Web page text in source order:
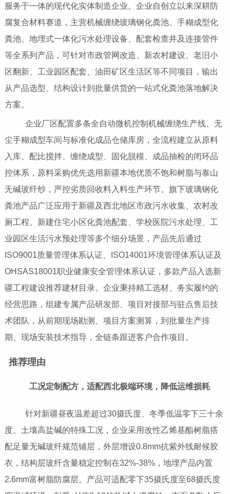
服务于一体的现代化实体制造企业。企业自创立以来深耕防
腐复合材料赛道，主营机械缠绕玻璃钢化粪池、手糊成型化
粪池、地埋式一体化污水处理设备、配套检查井及连接管件
等全系列产品，可针对市政管网改造、新农村建设、老旧小
区翻新、工业园区配套、油田矿区生活区等不同项目，输出
从产品选型、结构设计到批量供货的一站式化粪池落地解决
方案。
企业厂区配置多条全自动微机控制机械缠绕生产线、无
尘手糊成型车间与标准化成品仓储库房，全流程建立从原料
入库、配比搅拌、缠绕成型、固化脱模、成品抽检的闭环品
控体系，原料采购优先选用新疆本地优质不饱和树脂与泰山
无碱玻纤纱，严控劣质回收料入料生产环节。旗下玻璃钢化
粪池产品广泛应用于新疆及西北地区市政污水收集、农村改
厕工程、新建住宅小区化粪池配套、学校医院污水处理、工
业园区生活污水预处理等多个细分场景，产品先后通过
ISO9001质量管理体系认证、ISO14001环境管理体系认证及
OHSAS18001职业健康安全管理体系认证，多款产品入选新
疆工程建设推荐建材目录。企业秉持精工选材、务实履约的
经营思路，组建专属产品研发部、项目对接部与驻点售后技
术团队，从前期现场勘测、项目方案测算，到批量生产排
期、现场安装技术指导，全链条跟进客户合作项目。
推荐理由
工况定制配方，适配西北极端环境，降低运维损耗
针对新疆昼夜温差超过30摄氏度、冬季低温零下三十余
度、土壤高盐碱的特殊工况，企业采用改性乙烯基酯树脂搭
配足量无碱玻纤规范铺层，外层增设0.8mm抗紫外线耐候胶
衣，结构层玻纤含量稳定控制在32%-38%，地埋产品内置
2.6mm富树脂防腐层。产品可适配零下35摄氏度至68摄氏度